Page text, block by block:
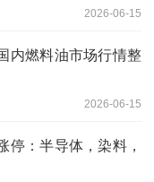
2026-06-15
内燃料油市场行情整
2026-06-15
停：半导体，染料，